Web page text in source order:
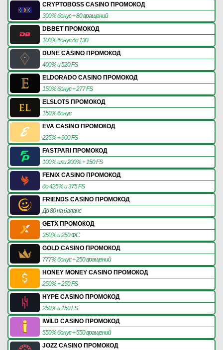
CRYPTOBOSS CASINO ПРОМОКОД
300% бонус + 80 вращений
DBBET ПРОМОКОД
100% бонус до 130
DUNE CASINO ПРОМОКОД
400% и 520 FS
ELDORADO CASINO ПРОМОКОД
150% бонус + 277 FS
ELSLOTS ПРОМОКОД
150% бонус
EVA CASINO ПРОМОКОД
225% + 900 FS
FASTPARI ПРОМОКОД
100% или 200% + 150 FS
FENIX CASINO ПРОМОКОД
до 425% и 375 FS
FRIENDS CASINO ПРОМОКОД
До 80 на баланс
GETX ПРОМОКОД
350% и 250 ФС
GOLD CASINO ПРОМОКОД
777% бонус + 250 вращений
HONEY MONEY CASINO ПРОМОКОД
250% + 250 FS
HYPE CASINO ПРОМОКОД
250% и 150 FS
IWILD CASINO ПРОМОКОД
550% бонус + 550 вращений
JOZZ CASINO ПРОМОКОД